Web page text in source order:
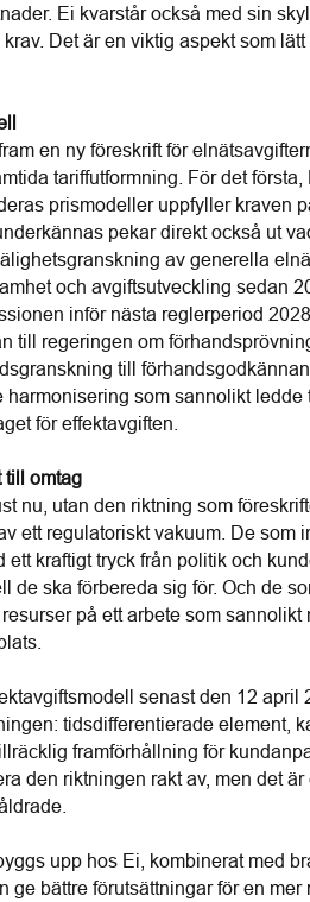
Ei kvarstår också med sin
Det är en viktig aspekt som lätt
en ny föreskrift för
tariffutformning. För det
prismodeller uppfyller kraven
pekar direkt också ut
av generella
och avgiftsutveckling sedan
inför nästa reglerperiod
till regeringen om
till
som sannolikt ledde
för effektavgiften.
till omtag
nu, utan den riktning som
ett regulatoriskt vakuum. De som
kraftigt tryck från politik och
de ska förbereda sig för. Och de
på ett arbete som sannolikt
senast den 12 april
tidsdifferentierade element,
framförhållning för
den riktningen rakt av, men det
upp hos Ei, kombinerat med
ge bättre förutsättningar för en mer